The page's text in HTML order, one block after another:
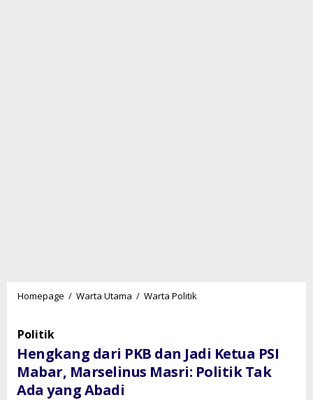
Homepage / Warta Utama / Warta Politik
Jadi
Ketua
PSI
Politik
Hengkang dari PKB dan Jadi Ketua PSI
Mabar, Marselinus Masri: Politik Tak
Ada yang Abadi